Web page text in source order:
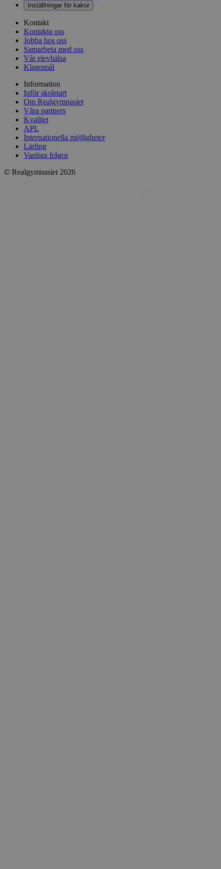
Inställningar för kakor
Kontakt
Kontakta oss
Jobba hos oss
Samarbeta med oss
Vår elevhälsa
Klagomål
Information
Inför skolstart
Om Realgymnasiet
Våra partners
Kvalitet
APL
Internationella möjligheter
Lärling
Vanliga frågor
© Realgymnasiet 2026